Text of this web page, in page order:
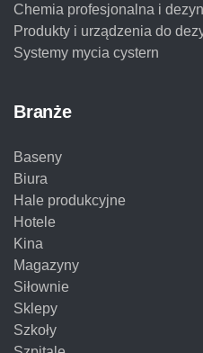
Chemia profesjonalna i
Produkty i urządzenia do
Systemy mycia cystern
Branże
Baseny
Biura
Hale produkcyjne
Hotele
Kina
Magazyny
Siłownie
Sklepy
Szkoły